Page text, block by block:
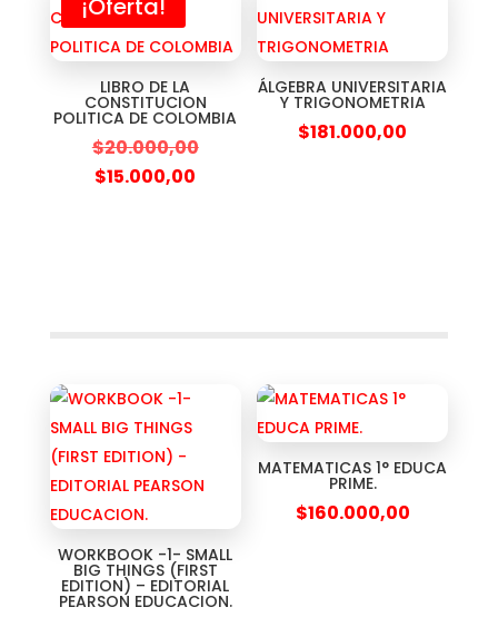
¡Oferta!
LIBRO DE LA
CONSTITUCION
POLITICA DE COLOMBIA
$20.000,00
$15.000,00
ÁLGEBRA UNIVERSITARIA
Y TRIGONOMETRIA
$181.000,00
WORKBOOK -1- SMALL
BIG THINGS (FIRST
EDITION) – EDITORIAL
PEARSON EDUCACION.
MATEMATICAS 1° EDUCA
PRIME.
$160.000,00